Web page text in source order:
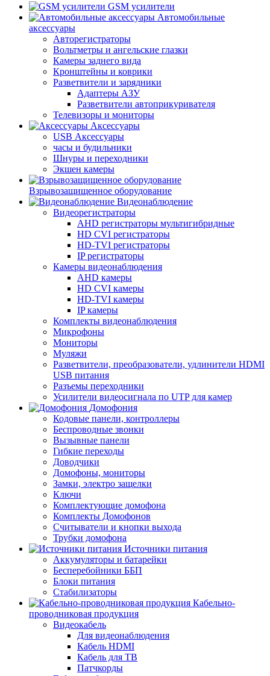
GSM усилители
Автомобильные
аксессуары
Авторегистраторы
Вольтметры и ангельские глазки
Камеры заднего вида
Кронштейны и коврики
Разветвители и зарядники
Адаптеры АЗУ
Разветвители автоприкуривателя
Телевизоры и мониторы
Аксессуары
USB Аксессуары
часы и будильники
Шнуры и переходники
Экшен камеры
Взрывозащищенное оборудование
Видеонаблюдение
Видеорегистраторы
AHD регистраторы мультигибридные
HD CVI регистраторы
HD-TVI регистраторы
IP регистраторы
Камеры видеонаблюдения
AHD камеры
HD CVI камеры
HD-TVI камеры
IP камеры
Комплекты видеонаблюдения
Микрофоны
Мониторы
Муляжи
Разветвители, преобразователи, удлинители HDMI
USB питания
Разъемы переходники
Усилители видеосигнала по UTP для камер
Домофония
Кодовые панели, контроллеры
Беспроводные звонки
Вызывные панели
Гибкие переходы
Доводчики
Домофоны, мониторы
Замки, электро защелки
Ключи
Комплектующие домофона
Комплекты Домофонов
Считыватели и кнопки выхода
Трубки домофона
Источники питания
Аккумуляторы и батарейки
Бесперебойники ББП
Блоки питания
Стабилизаторы
Кабельно-
проводниковая продукция
Видеокабель
Для видеонаблюдения
Кабель HDMI
Кабель для ТВ
Патчкорды